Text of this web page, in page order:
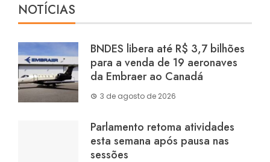
NOTÍCIAS
BNDES libera até R$ 3,7 bilhões
para a venda de 19 aeronaves
da Embraer ao Canadá
3 de agosto de 2026
Parlamento retoma atividades
esta semana após pausa nas
sessões